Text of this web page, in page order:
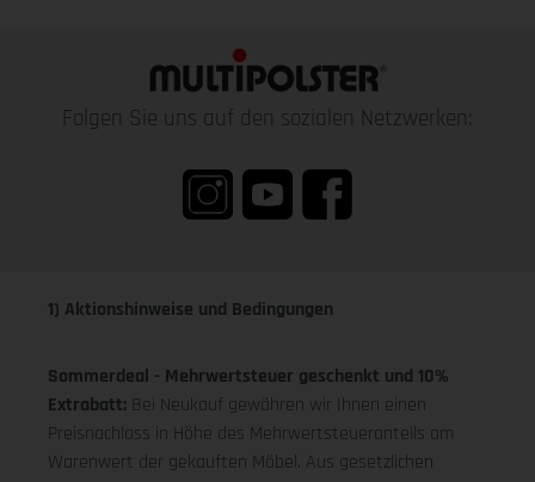
Folgen Sie uns auf den sozialen Netzwerken:
1) Aktionshinweise und Bedingungen
Sommerdeal - Mehrwertsteuer geschenkt und 10%
Extrabatt: Bei Neukauf gewähren wir Ihnen einen
Preisnachlass in Höhe des Mehrwertsteueranteils am
Warenwert der gekauften Möbel. Aus gesetzlichen